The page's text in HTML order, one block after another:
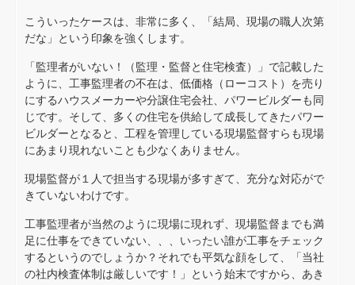
こういったケースは、非常に多く、「結局、現場の職人次第
だな」という印象を強くします。
「監理者がいない！（監理・監督と住宅検査）」で記載した
ように、工事監理者の不在は、低価格（ローコスト）を売り
にするハウスメーカーや分譲住宅会社、パワービルダーも同
じです。そして、多くの住宅を供給して成長してきたパワー
ビルダーとなると、工程を管理している現場監督すらも現場
にあまり現れないことも少なくありません。
現場監督が１人で担当する現場が多すぎて、充分な対応がで
きていないわけです。
工事監理者が当然のように現場に現れず、現場監督までも満
足に仕事をできていない、、、いったい誰が工事をチェック
するというのでしょうか？それでも平気な顔をして、「当社
の社内検査体制は厳しいです！」という始末ですから、あき